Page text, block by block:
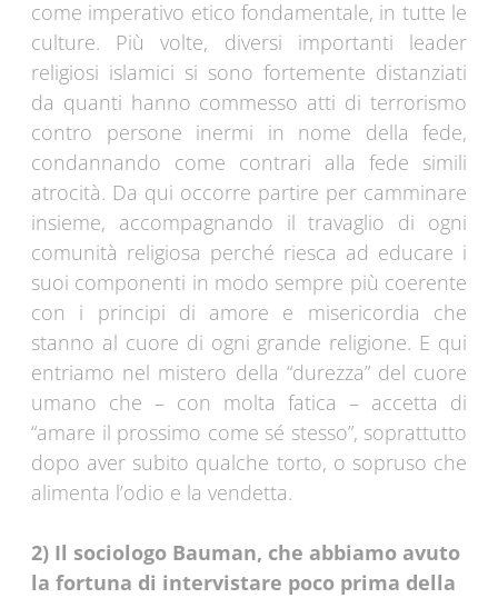
come imperativo etico fondamentale, in tutte le
culture. Più volte, diversi importanti leader
religiosi islamici si sono fortemente distanziati
da quanti hanno commesso atti di terrorismo
contro persone inermi in nome della fede,
condannando come contrari alla fede simili
atrocità. Da qui occorre partire per camminare
insieme, accompagnando il travaglio di ogni
comunità religiosa perché riesca ad educare i
suoi componenti in modo sempre più coerente
con i principi di amore e misericordia che
stanno al cuore di ogni grande religione. E qui
entriamo nel mistero della “durezza” del cuore
umano che – con molta fatica – accetta di
“amare il prossimo come sé stesso”, soprattutto
dopo aver subito qualche torto, o sopruso che
alimenta l’odio e la vendetta.
2) Il sociologo Bauman, che abbiamo avuto
la fortuna di intervistare poco prima della